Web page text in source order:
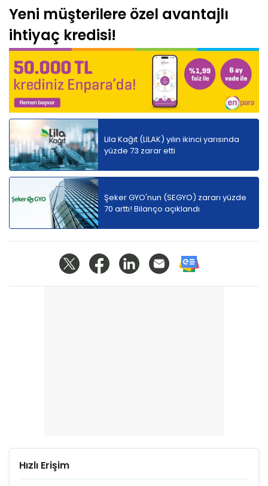
Yeni müşterilere özel avantajlı
ihtiyaç kredisi!
Lila Kağıt (LILAK) yılın ikinci yarısında
yüzde 73 zarar etti
Şeker GYO'nun (SEGYO) zararı yüzde
70 arttı! Bilanço açıklandı
Hızlı Erişim